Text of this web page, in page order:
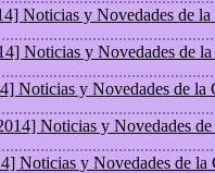
Noticias y Novedades de
Noticias y Novedades de
Noticias y Novedades de la
Noticias y Novedades
Noticias y Novedades de la